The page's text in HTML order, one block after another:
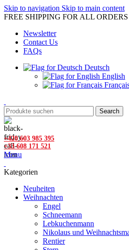
Skip to navigation Skip to main content
FREE SHIPPING FOR ALL ORDERS
Newsletter
Contact Us
FAQs
Deutsch
English
Search
+420 603 985 395
+33 608 171 521
Menu
Kategorien
Neuheiten
Weihnachten
Engel
Schneemann
Lebkuchenmann
Nikolaus und
Rentier